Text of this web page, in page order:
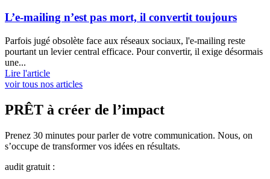
L’e-mailing n’est pas mort, il convertit toujours
Parfois jugé obsolète face aux réseaux sociaux, l'e-mailing reste
pourtant un levier central efficace. Pour convertir, il exige désormais
une...
Lire l'article
voir tous nos articles
PRÊT à créer de l’impact
Prenez 30 minutes pour parler de votre communication. Nous, on
s’occupe de transformer vos idées en résultats.
audit gratuit :